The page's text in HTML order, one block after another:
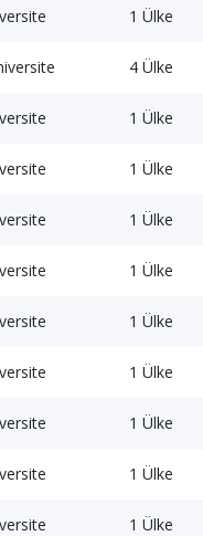
1 Ülke
4 Ülke
1 Ülke
1 Ülke
1 Ülke
1 Ülke
1 Ülke
1 Ülke
1 Ülke
1 Ülke
1 Ülke